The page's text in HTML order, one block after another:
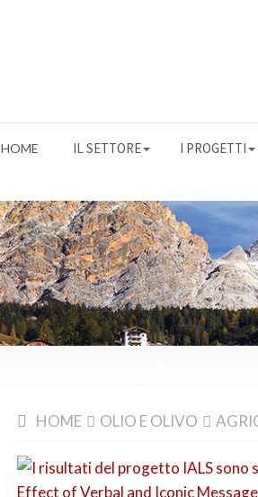
HOME IL SETTORE I PROGETTI
HOME OLIO E OLIVO